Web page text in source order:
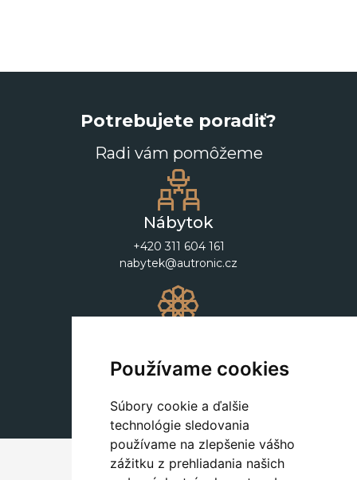
Používame cookies
Súbory cookie a ďalšie
technológie sledovania
používame na zlepšenie vášho
zážitku z prehliadania našich
Potrebujete poradiť?
Radi vám pomôžeme
Nábytok
+420 311 604 161
nabytek@autronic.cz
+420 311 604 182
dekorace@autronic.cz